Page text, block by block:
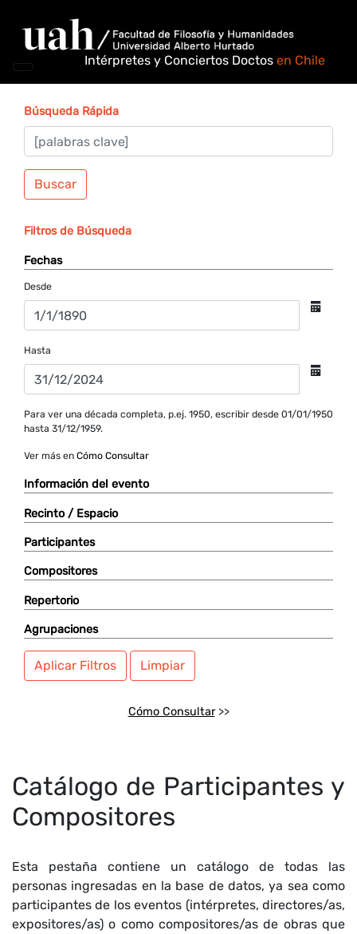
Intérpretes y Conciertos Doctos en Chile
Búsqueda Rápida
Buscar
Filtros de Búsqueda
Fechas
Desde
Hasta
Para ver una década completa, p.ej. 1950, escribir desde 01/01/1950
hasta 31/12/1959.
Ver más en Cómo Consultar
Información del evento
Recinto / Espacio
Participantes
Compositores
Repertorio
Agrupaciones
Aplicar Filtros Limpiar
Cómo Consultar>>
Catálogo de Participantes y
Compositores
Esta pestaña contiene un catálogo de todas las
personas ingresadas en la base de datos, ya sea como
participantes de los eventos (intérpretes, directores/as,
expositores/as) o como compositores/as de obras que